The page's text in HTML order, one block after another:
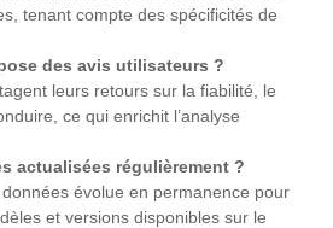
tenant compte des spécificités de
des avis utilisateurs ?
leurs retours sur la fiabilité, le
ce qui enrichit l’analyse
actualisées régulièrement ?
évolue en permanence pour
et versions disponibles sur le